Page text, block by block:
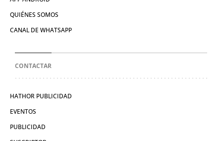
QUIÉNES SOMOS
CANAL DE WHATSAPP
CONTACTAR
HATHOR PUBLICIDAD
EVENTOS
PUBLICIDAD